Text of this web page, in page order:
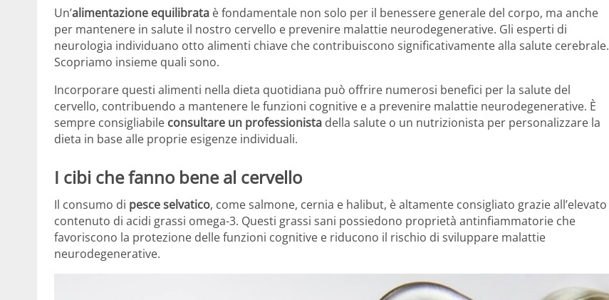
Un’alimentazione equilibrata è fondamentale non solo per il benessere generale del corpo, ma anche
per mantenere in salute il nostro cervello e prevenire malattie neurodegenerative. Gli esperti di
neurologia individuano otto alimenti chiave che contribuiscono significativamente alla salute cerebrale.
Scopriamo insieme quali sono.
Incorporare questi alimenti nella dieta quotidiana può offrire numerosi benefici per la salute del
cervello, contribuendo a mantenere le funzioni cognitive e a prevenire malattie neurodegenerative. È
sempre consigliabile consultare un professionista della salute o un nutrizionista per personalizzare la
dieta in base alle proprie esigenze individuali.
I cibi che fanno bene al cervello
Il consumo di pesce selvatico, come salmone, cernia e halibut, è altamente consigliato grazie all’elevato
contenuto di acidi grassi omega-3. Questi grassi sani possiedono proprietà antinfiammatorie che
favoriscono la protezione delle funzioni cognitive e riducono il rischio di sviluppare malattie
neurodegenerative.